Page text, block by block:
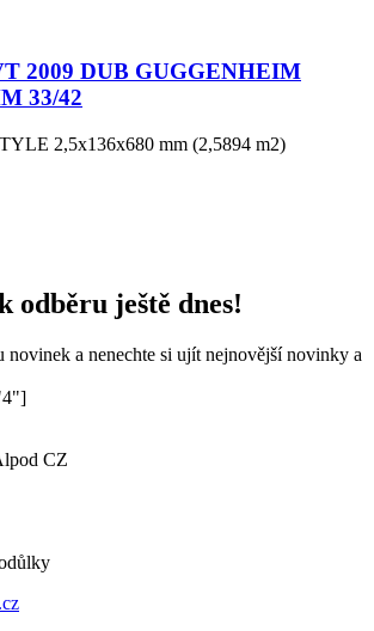
2009 DUB GUGGENHEIM
33/42
2,5x136x680 mm (2,5894 m2)
odběru ještě dnes!
novinek a nenechte si ujít nejnovější novinky a
CZ